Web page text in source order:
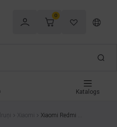
0
Katalogs
Xiaomi
Xiaomi Redmi N